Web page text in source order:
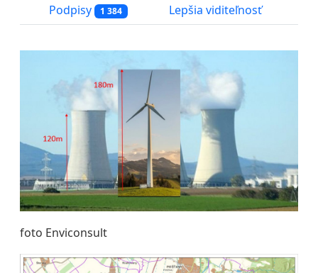
Podpisy 1 384 Lepšia viditeľnosť
foto Enviconsult